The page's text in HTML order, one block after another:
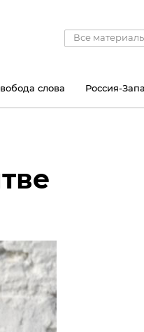
Все
слова Россия-